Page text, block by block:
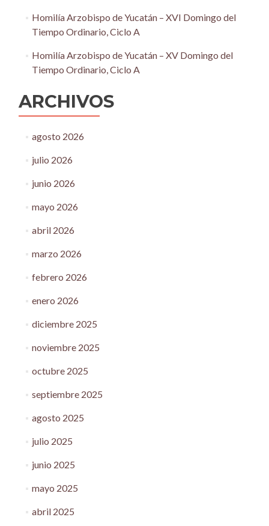
Homilía Arzobispo de Yucatán – XVI Domingo del
Tiempo Ordinario, Ciclo A
Homilía Arzobispo de Yucatán – XV Domingo del
Tiempo Ordinario, Ciclo A
ARCHIVOS
agosto 2026
julio 2026
junio 2026
mayo 2026
abril 2026
marzo 2026
febrero 2026
enero 2026
diciembre 2025
noviembre 2025
octubre 2025
septiembre 2025
agosto 2025
julio 2025
junio 2025
mayo 2025
abril 2025